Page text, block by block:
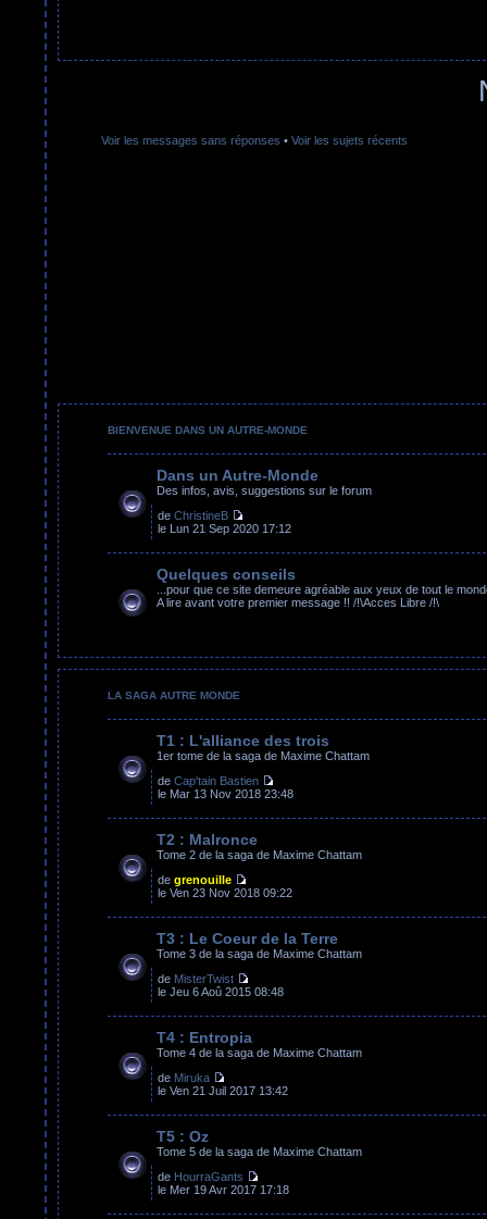
Voir les messages sans réponses • Voir les sujets récents
BIENVENUE DANS UN AUTRE-MONDE
Dans un Autre-Monde
Des infos, avis, suggestions sur le forum
de ChristineB
le Lun 21 Sep 2020 17:12
Quelques conseils
...pour que ce site demeure agréable aux yeux de tout le
A lire avant votre premier message !! /!\Acces Libre /!\
LA SAGA AUTRE MONDE
T1 : L'alliance des trois
1er tome de la saga de Maxime Chattam
de Cap'tain Bastien
le Mar 13 Nov 2018 23:48
T2 : Malronce
Tome 2 de la saga de Maxime Chattam
de grenouille
le Ven 23 Nov 2018 09:22
T3 : Le Coeur de la Terre
Tome 3 de la saga de Maxime Chattam
de MisterTwist
le Jeu 6 Aoû 2015 08:48
T4 : Entropia
Tome 4 de la saga de Maxime Chattam
de Miruka
le Ven 21 Juil 2017 13:42
T5 : Oz
Tome 5 de la saga de Maxime Chattam
de HourraGants
le Mer 19 Avr 2017 17:18